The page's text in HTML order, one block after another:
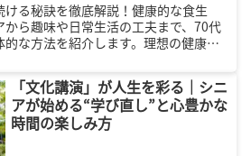
る秘訣を徹底解説！健康的な食生
ら趣味や日常生活の工夫まで、70代
な方法を紹介します。理想の健康生
「文化講演」が人生を彩る｜シニ
アが始める“学び直し”と心豊かな
時間の楽しみ方